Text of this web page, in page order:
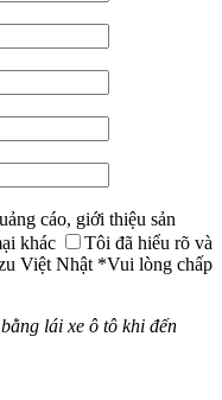
cáo, giới thiệu sản
khác
Tôi đã hiểu rõ và
Việt Nhật *Vui lòng chấp
lái xe ô tô khi đến